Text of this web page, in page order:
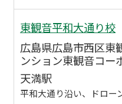
東観音平和大通り校
広島県広島市西区
ンション東観音コー
天満駅
平和大通り沿い、ドロー